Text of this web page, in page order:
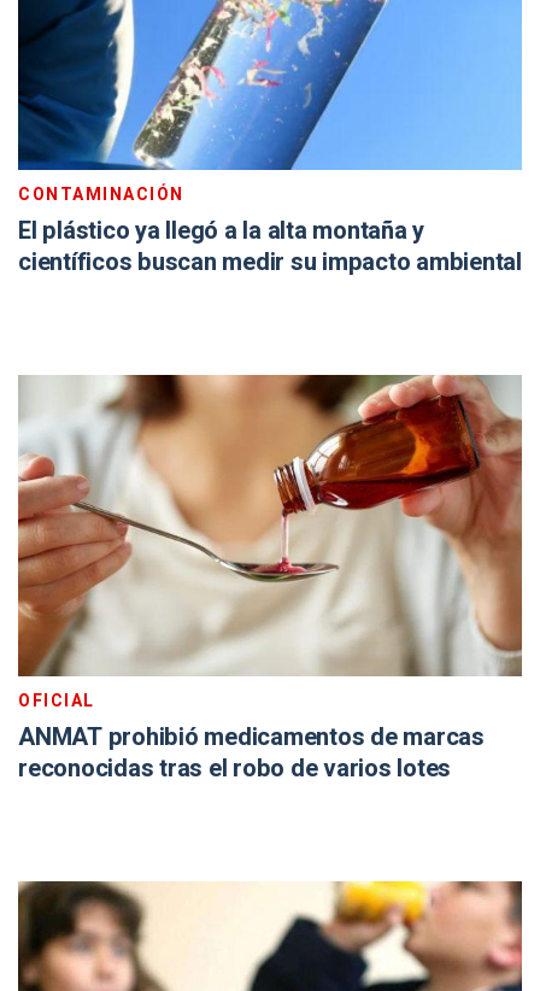
CONTAMINACIÓN
El plástico ya llegó a la alta montaña y
científicos buscan medir su impacto ambiental
OFICIAL
ANMAT prohibió medicamentos de marcas
reconocidas tras el robo de varios lotes